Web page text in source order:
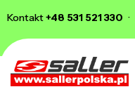
Kontakt+48 531 521 330 ·